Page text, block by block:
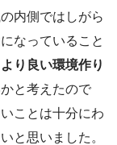
内側ではしがら
なっていること
り良い環境作り
と考えたので
ことは十分にわ
と思いました。